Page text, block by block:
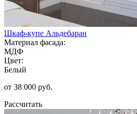
Шкаф-купе Альдебаран
Материал фасада:
МДФ
Цвет:
Белый
от 38 000 руб.
Рассчитать